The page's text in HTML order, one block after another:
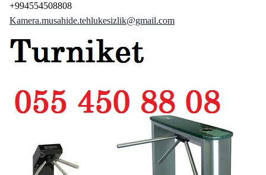
+994554508808
Kamera.musahide.tehlukesizlik@gmail.com